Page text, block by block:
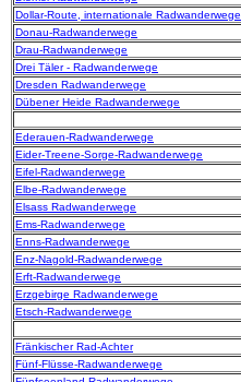
Dollar-Route, internationale Radwanderwege
Donau-Radwanderwege
Drau-Radwanderwege
Drei Täler - Radwanderwege
Dresden Radwanderwege
Dübener Heide Radwanderwege
Ederauen-Radwanderwege
Eider-Treene-Sorge-Radwanderwege
Eifel-Radwanderwege
Elbe-Radwanderwege
Elsass Radwanderwege
Ems-Radwanderwege
Enns-Radwanderwege
Enz-Nagold-Radwanderwege
Erft-Radwanderwege
Erzgebirge Radwanderwege
Etsch-Radwanderwege
Fränkischer Rad-Achter
Fünf-Flüsse-Radwanderwege